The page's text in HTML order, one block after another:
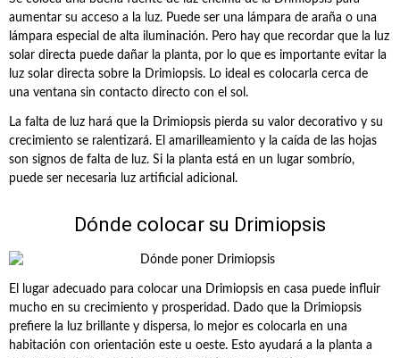
aumentar su acceso a la luz. Puede ser una lámpara de araña o una
lámpara especial de alta iluminación. Pero hay que recordar que la luz
solar directa puede dañar la planta, por lo que es importante evitar la
luz solar directa sobre la Drimiopsis. Lo ideal es colocarla cerca de
una ventana sin contacto directo con el sol.
La falta de luz hará que la Drimiopsis pierda su valor decorativo y su
crecimiento se ralentizará. El amarilleamiento y la caída de las hojas
son signos de falta de luz. Si la planta está en un lugar sombrío,
puede ser necesaria luz artificial adicional.
Dónde colocar su Drimiopsis
El lugar adecuado para colocar una Drimiopsis en casa puede influir
mucho en su crecimiento y prosperidad. Dado que la Drimiopsis
prefiere la luz brillante y dispersa, lo mejor es colocarla en una
habitación con orientación este u oeste. Esto ayudará a la planta a